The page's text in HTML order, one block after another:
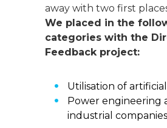
away with two first
We placed in the
categories with the
Feedback project:
Utilisation of
Power engineering
industrial companies